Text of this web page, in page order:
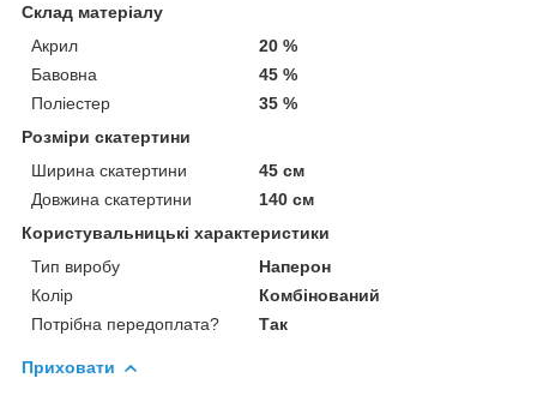
Склад матеріалу
Акрил
20 %
Бавовна
45 %
Поліестер
35 %
Розміри скатертини
Ширина скатертини
45 см
Довжина скатертини
140 см
Користувальницькі характеристики
Тип виробу
Наперон
Колір
Комбінований
Потрібна передоплата?
Так
Приховати